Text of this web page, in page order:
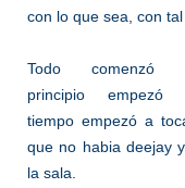
con lo que sea, con
Todo
principio
tiempo empezó a
que no habia deejay
la sala.